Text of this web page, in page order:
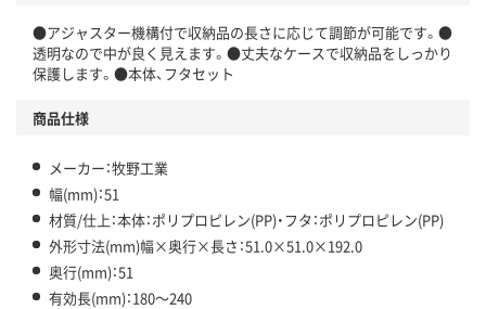
●アジャスター機構付で収納品の長さに応じて調節が可能です。●
透明なので中が良く見えます。●丈夫なケースで収納品をしっかり
保護します。●本体、フタセット
商品仕様
メーカー：牧野工業
幅(mm)：51
材質/仕上：本体：ポリプロピレン(PP)・フタ：ポリプロピレン(PP)
外形寸法(mm)幅×奥行×長さ：51.0×51.0×192.0
奥行(mm)：51
有効長(mm)：180～240